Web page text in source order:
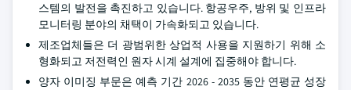
스템의 발전을 촉진하고 있습니다. 항공우주, 방위 및 인프라
모니터링 분야의 채택이 가속화되고 있습니다.
제조업체들은 더 광범위한 상업적 사용을 지원하기 위해 소
형화되고 저전력인 원자 시계 설계에 집중해야 합니다.
양자 이미징 부문은 예측 기간 2026 - 2035 동안 연평균 성장